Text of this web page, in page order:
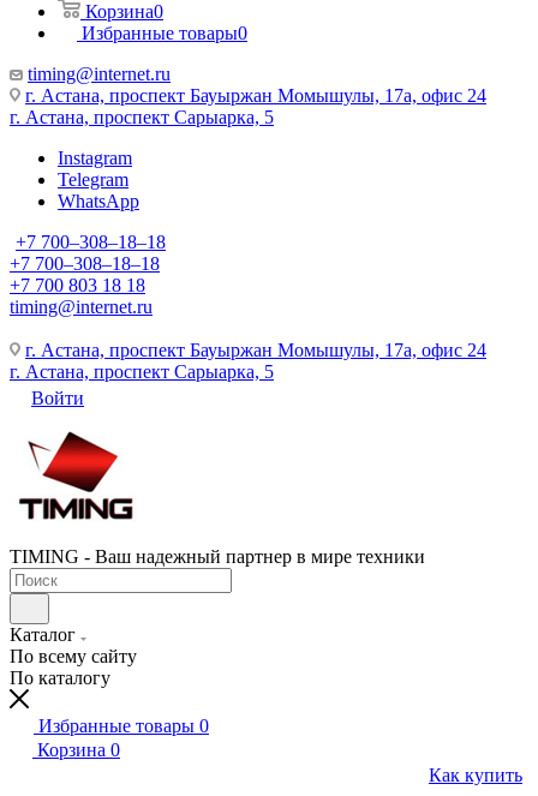
Корзина0
Избранные товары0
timing@internet.ru
г. Астана, проспект Бауыржан Момышулы, 17а, офис 24
г. Астана, проспект Сарыарка, 5
Instagram
Telegram
WhatsApp
+7 700‒308‒18‒18
+7 700‒308‒18‒18
+7 700 803 18 18
timing@internet.ru
г. Астана, проспект Бауыржан Момышулы, 17а, офис 24
г. Астана, проспект Сарыарка, 5
Войти
TIMING - Ваш надежный партнер в мире техники
Каталог
По всему сайту
По каталогу
Избранные товары 0
Корзина 0
Как купить